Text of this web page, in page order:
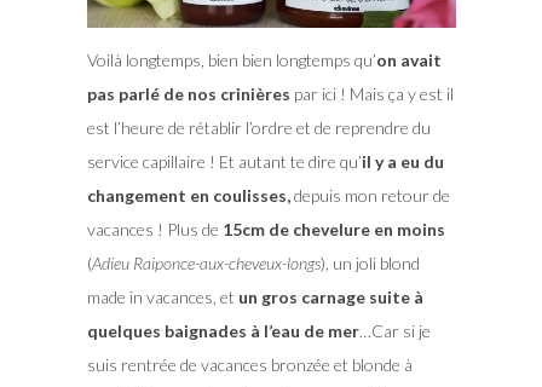
Voilà longtemps, bien bien longtemps qu’on avait
pas parlé de nos crinières par ici ! Mais ça y est il
est l’heure de rétablir l’ordre et de reprendre du
service capillaire ! Et autant te dire qu’il y a eu du
changement en coulisses,depuis mon retour de
vacances ! Plus de 15cm de chevelure en moins
(Adieu Raiponce-aux-cheveux-longs), un joli blond
made in vacances, et un gros carnage suite à
quelques baignades à l’eau de mer…Car si je
suis rentrée de vacances bronzée et blonde à